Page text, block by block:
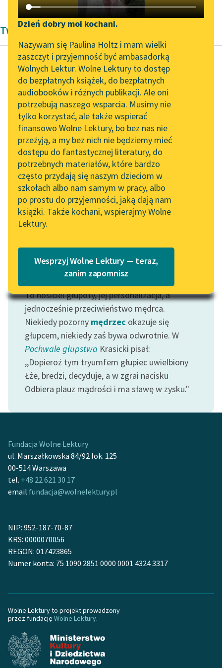
Katalog DAISY
Podkasty o książkach
Zgłoś brak utworu
Aktualności
Spotkanie z Katarzyną
Tunkiel w Oslo
Wolne Lektury na 32.
Pol’and’Rock Festivalu
„Kochanek Lady
Chatterley” do słuchania
na Wolnych Lekturach
Nowy audiobook –
„Marzenie o Oriencie”
Sophie Elkan
Kolekcja Nadwyraz.com x
Wolne Lektury – idealna na
Lektury szkolne i klasyka
literatury do słuchania dla
uczennic i uczniów z
niepełnosprawnościami
E-kolekcja lektur
szkolnych i literatury do
słuchania dla uczennic i
uczniów z
skandynawskiej literatury
feministycznej
Ręce pełne poezji
Kolekcje edukacyjne
lektur szkolnych oraz
Starego Testamentu
Odkurzamy bohaterów
Lektur
Narzędzia
Mapa Wolnych Lektur
Leśmianator
Przewodnik dla piszących i
czytających
API
OAI-PMH
Widget Wolnych Lektur
Przypisy
Katalog w formacie PDF
O nas
Kontakt
O projekcie
Dzień dobry moi kochani.
Nazywam się Paulina Holtz i mam wielki
zaszczyt i przyjemność być ambasadorką
Wolnych Lektur. Wolne Lektury to dostęp
do bezpłatnych książek, do bezpłatnych
audiobooków i różnych publikacji. Ale oni
potrzebują naszego wsparcia. Musimy nie
tylko korzystać, ale także wspierać
finansowo Wolne Lektury, bo bez nas nie
przeżyją, a my bez nich nie będziemy mieć
dostępu do fantastycznej literatury, do
potrzebnych materiałów, które bardzo
często przydają się naszym dzieciom w
szkołach albo nam samym w pracy, albo
po prostu do przyjemności, jaką dają nam
książki. Także kochani, wspierajmy Wolne
Lektury.
Wesprzyj Wolne Lektury — teraz,
zanim zapomnisz
Twórczość Franciszek Karpiński
Franciszek Karpiński
Reguły dla
gospodarzów
domu
Czytaj więcej
Motyw: Głupiec
To nosiciel głupoty, jej personalizacja, a
jednocześnie przeciwieństwo mędrca.
Niekiedy pozorny mędrzec okazuje się
głupcem, niekiedy zaś bywa odwrotnie. W
Pochwale głupstwa Krasicki pisał:
,,Dopieroż tym tryumfem głupiec uwielbiony
Łże, bredzi, decyduje, a w zgrai nacisku
Odbiera plauz mądrości i ma sławę w zysku."
Fundacja Wolne Lektury
ul. Marszałkowska 84/92 lok. 125
00-514 Warszawa
tel. +48 22 621 30 17
email fundacja@wolnelektury.pl
NIP: 952-187-70-87
KRS: 0000070056
REGON: 017423865
Numer konta: 75 1090 2851 0000 0001 4324 3317
Wolne Lektury to projekt prowadzony
przez fundację Wolne Lektury.